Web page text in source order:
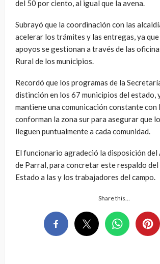
del 50 por ciento, al igual que la avena.
Subrayó que la coordinación con las
acelerar los trámites y las entregas, ya
apoyos se gestionan a través de las
Rural de los municipios.
Recordó que los programas de la
distinción en los 67 municipios del estado,
mantiene una comunicación constante con
conforman la zona sur para asegurar que
lleguen puntualmente a cada comunidad.
El funcionario agradeció la disposición del
de Parral, para concretar este respaldo
Estado a las y los trabajadores del campo.
Share this…